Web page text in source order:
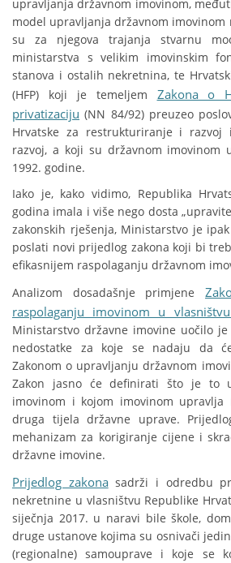
upravljanja državnom imovinom,
model upravljanja državnom imovinom
su za njegova trajanja stvarnu
ministarstva s velikim imovinskim
stanova i ostalih nekretnina, te
(HFP) koji je temeljem Zakona o
privatizaciju (NN 84/92) preuzeo
Hrvatske za restrukturiranje i razvoj
razvoj, a koji su državnom imovinom
1992. godine.
Iako je, kako vidimo, Republika
godina imala i više nego dosta
zakonskih rješenja, Ministarstvo je
poslati novi prijedlog zakona koji bi
efikasnijem raspolaganju državnom
Analizom dosadašnje primjene
raspolaganju imovinom u
Ministarstvo državne imovine uočilo
nedostatke za koje se nadaju da
Zakonom o upravljanju državnom
Zakon jasno će definirati što je to
imovinom i kojom imovinom upravlja
druga tijela državne uprave.
mehanizam za korigiranje cijene i
državne imovine.
Prijedlog zakonasadrži i odredbu
nekretnine u vlasništvu Republike
siječnja 2017. u naravi bile škole,
druge ustanove kojima su osnivači
(regionalne) samouprave i koje se